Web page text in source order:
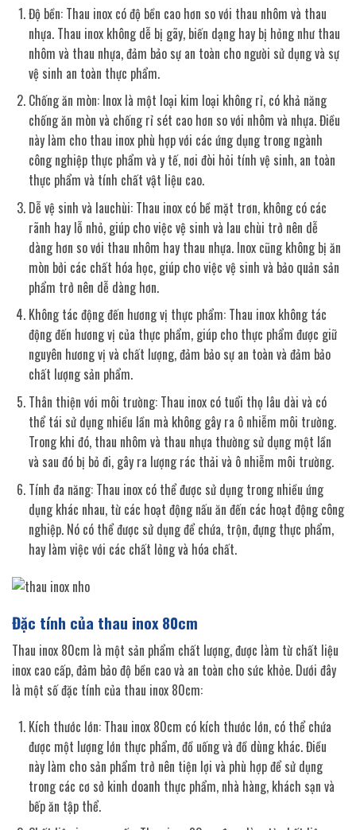
Độ bền: Thau inox có độ bền cao hơn so với thau nhôm và thau
nhựa. Thau inox không dễ bị gãy, biến dạng hay bị hỏng như thau
nhôm và thau nhựa, đảm bảo sự an toàn cho người sử dụng và sự
vệ sinh an toàn thực phẩm.
Chống ăn mòn: Inox là một loại kim loại không rỉ, có khả năng
chống ăn mòn và chống rỉ sét cao hơn so với nhôm và nhựa. Điều
này làm cho thau inox phù hợp với các ứng dụng trong ngành
công nghiệp thực phẩm và y tế, nơi đòi hỏi tính vệ sinh, an toàn
thực phẩm và tính chất vật liệu cao.
Dễ vệ sinh và lauchùi: Thau inox có bề mặt trơn, không có các
rãnh hay lỗ nhỏ, giúp cho việc vệ sinh và lau chùi trở nên dễ
dàng hơn so với thau nhôm hay thau nhựa. Inox cũng không bị ăn
mòn bởi các chất hóa học, giúp cho việc vệ sinh và bảo quản sản
phẩm trở nên dễ dàng hơn.
Không tác động đến hương vị thực phẩm: Thau inox không tác
động đến hương vị của thực phẩm, giúp cho thực phẩm được giữ
nguyên hương vị và chất lượng, đảm bảo sự an toàn và đảm bảo
chất lượng sản phẩm.
Thân thiện với môi trường: Thau inox có tuổi thọ lâu dài và có
thể tái sử dụng nhiều lần mà không gây ra ô nhiễm môi trường.
Trong khi đó, thau nhôm và thau nhựa thường sử dụng một lần
và sau đó bị bỏ đi, gây ra lượng rác thải và ô nhiễm môi trường.
Tính đa năng: Thau inox có thể được sử dụng trong nhiều ứng
dụng khác nhau, từ các hoạt động nấu ăn đến các hoạt động công
nghiệp. Nó có thể được sử dụng để chứa, trộn, đựng thực phẩm,
hay làm việc với các chất lỏng và hóa chất.
Đặc tính của thau inox 80cm
Thau inox 80cm là một sản phẩm chất lượng, được làm từ chất liệu
inox cao cấp, đảm bảo độ bền cao và an toàn cho sức khỏe. Dưới đây
là một số đặc tính của thau inox 80cm:
Kích thước lớn: Thau inox 80cm có kích thước lớn, có thể chứa
được một lượng lớn thực phẩm, đồ uống và đồ dùng khác. Điều
này làm cho sản phẩm trở nên tiện lợi và phù hợp để sử dụng
trong các cơ sở kinh doanh thực phẩm, nhà hàng, khách sạn và
bếp ăn tập thể.